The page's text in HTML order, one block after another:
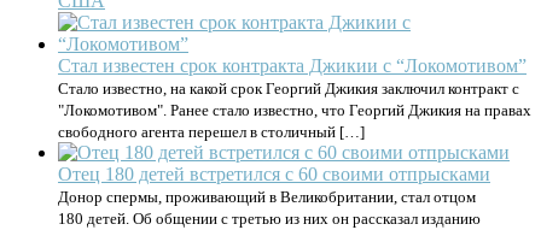
Стал известен срок контракта Джикии с “Локомотивом”
Стало известно, на какой срок Георгий Джикия заключил контракт с
"Локомотивом". Ранее стало известно, что Георгий Джикия на правах
свободного агента перешел в столичный […]
Отец 180 детей встретился с 60 своими отпрысками
Донор спермы, проживающий в Великобритании, стал отцом
180 детей. Об общении с третью из них он рассказал изданию